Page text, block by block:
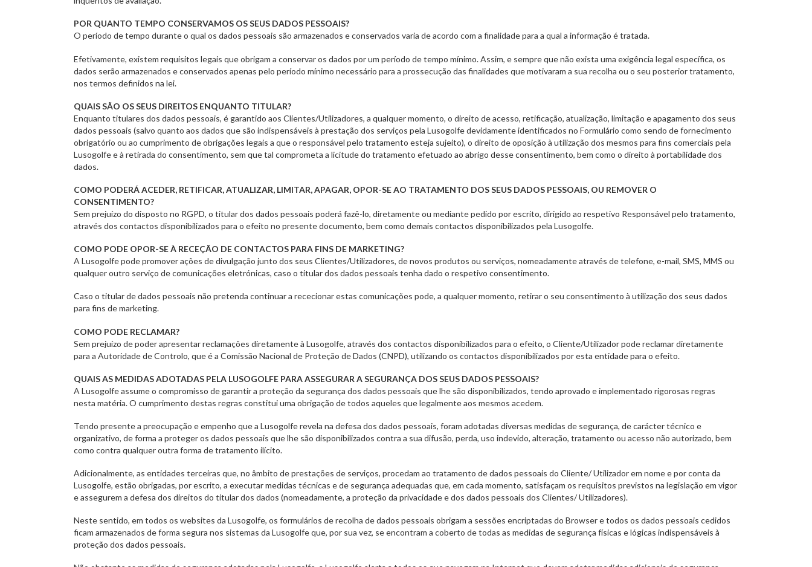
POR QUANTO TEMPO CONSERVAMOS OS SEUS DADOS PESSOAIS?
O período de tempo durante o qual os dados pessoais são armazenados e conservados varia de acordo com a finalidade para a qual a informação é tratada.
Efetivamente, existem requisitos legais que obrigam a conservar os dados por um período de tempo mínimo. Assim, e sempre que não exista uma exigência legal específica, os
dados serão armazenados e conservados apenas pelo período mínimo necessário para a prossecução das finalidades que motivaram a sua recolha ou o seu posterior tratamento,
nos termos definidos na lei.
QUAIS SÃO OS SEUS DIREITOS ENQUANTO TITULAR?
Enquanto titulares dos dados pessoais, é garantido aos Clientes/Utilizadores, a qualquer momento, o direito de acesso, retificação, atualização, limitação e apagamento dos seus
dados pessoais (salvo quanto aos dados que são indispensáveis à prestação dos serviços pela Lusogolfe devidamente identificados no Formulário como sendo de fornecimento
obrigatório ou ao cumprimento de obrigações legais a que o responsável pelo tratamento esteja sujeito), o direito de oposição à utilização dos mesmos para fins comerciais pela
Lusogolfe e à retirada do consentimento, sem que tal comprometa a licitude do tratamento efetuado ao abrigo desse consentimento, bem como o direito à portabilidade dos
dados.
COMO PODERÁ ACEDER, RETIFICAR, ATUALIZAR, LIMITAR, APAGAR, OPOR-SE AO TRATAMENTO DOS SEUS DADOS PESSOAIS, OU REMOVER O
CONSENTIMENTO?
Sem prejuízo do disposto no RGPD, o titular dos dados pessoais poderá fazê-lo, diretamente ou mediante pedido por escrito, dirigido ao respetivo Responsável pelo tratamento,
através dos contactos disponibilizados para o efeito no presente documento, bem como demais contactos disponibilizados pela Lusogolfe.
COMO PODE OPOR-SE À RECEÇÃO DE CONTACTOS PARA FINS DE MARKETING?
A Lusogolfe pode promover ações de divulgação junto dos seus Clientes/Utilizadores, de novos produtos ou serviços, nomeadamente através de telefone, e-mail, SMS, MMS ou
qualquer outro serviço de comunicações eletrónicas, caso o titular dos dados pessoais tenha dado o respetivo consentimento.
Caso o titular de dados pessoais não pretenda continuar a rececionar estas comunicações pode, a qualquer momento, retirar o seu consentimento à utilização dos seus dados
para fins de marketing.
COMO PODE RECLAMAR?
Sem prejuízo de poder apresentar reclamações diretamente à Lusogolfe, através dos contactos disponibilizados para o efeito, o Cliente/Utilizador pode reclamar diretamente
para a Autoridade de Controlo, que é a Comissão Nacional de Proteção de Dados (CNPD), utilizando os contactos disponibilizados por esta entidade para o efeito.
QUAIS AS MEDIDAS ADOTADAS PELA LUSOGOLFE PARA ASSEGURAR A SEGURANÇA DOS SEUS DADOS PESSOAIS?
A Lusogolfe assume o compromisso de garantir a proteção da segurança dos dados pessoais que lhe são disponibilizados, tendo aprovado e implementado rigorosas regras
nesta matéria. O cumprimento destas regras constitui uma obrigação de todos aqueles que legalmente aos mesmos acedem.
Tendo presente a preocupação e empenho que a Lusogolfe revela na defesa dos dados pessoais, foram adotadas diversas medidas de segurança, de carácter técnico e
organizativo, de forma a proteger os dados pessoais que lhe são disponibilizados contra a sua difusão, perda, uso indevido, alteração, tratamento ou acesso não autorizado, bem
como contra qualquer outra forma de tratamento ilícito.
Adicionalmente, as entidades terceiras que, no âmbito de prestações de serviços, procedam ao tratamento de dados pessoais do Cliente/ Utilizador em nome e por conta da
Lusogolfe, estão obrigadas, por escrito, a executar medidas técnicas e de segurança adequadas que, em cada momento, satisfaçam os requisitos previstos na legislação em vigor
e assegurem a defesa dos direitos do titular dos dados (nomeadamente, a proteção da privacidade e dos dados pessoais dos Clientes/ Utilizadores).
Neste sentido, em todos os websites da Lusogolfe, os formulários de recolha de dados pessoais obrigam a sessões encriptadas do Browser e todos os dados pessoais cedidos
ficam armazenados de forma segura nos sistemas da Lusogolfe que, por sua vez, se encontram a coberto de todas as medidas de segurança físicas e lógicas indispensáveis à
proteção dos dados pessoais.